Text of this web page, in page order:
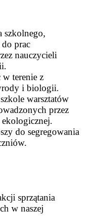
szkolnego,
prac
nauczycieli
w terenie z
i biologii.
warsztatów
przez
do segregowania
sprzątania
w naszej